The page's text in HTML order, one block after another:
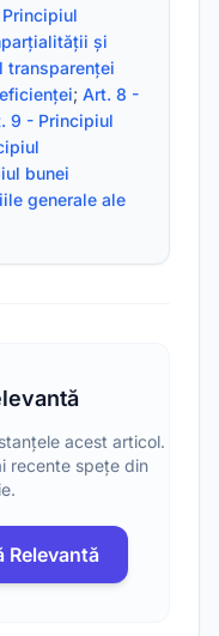
și
transparenței
; Art. 8 -
9 - Principiul
bunei
generale ale
acest articol.
recente spețe din